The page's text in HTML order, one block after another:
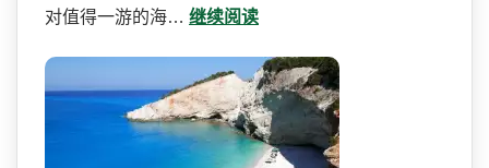
对值得一游的海… 继续阅读